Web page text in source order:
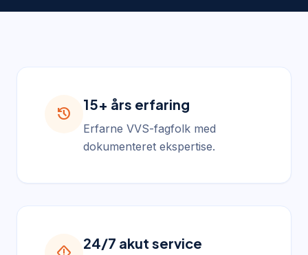
history
15+ års erfaring
Erfarne VVS-fagfolk med
dokumenteret ekspertise.
24/7 akut service